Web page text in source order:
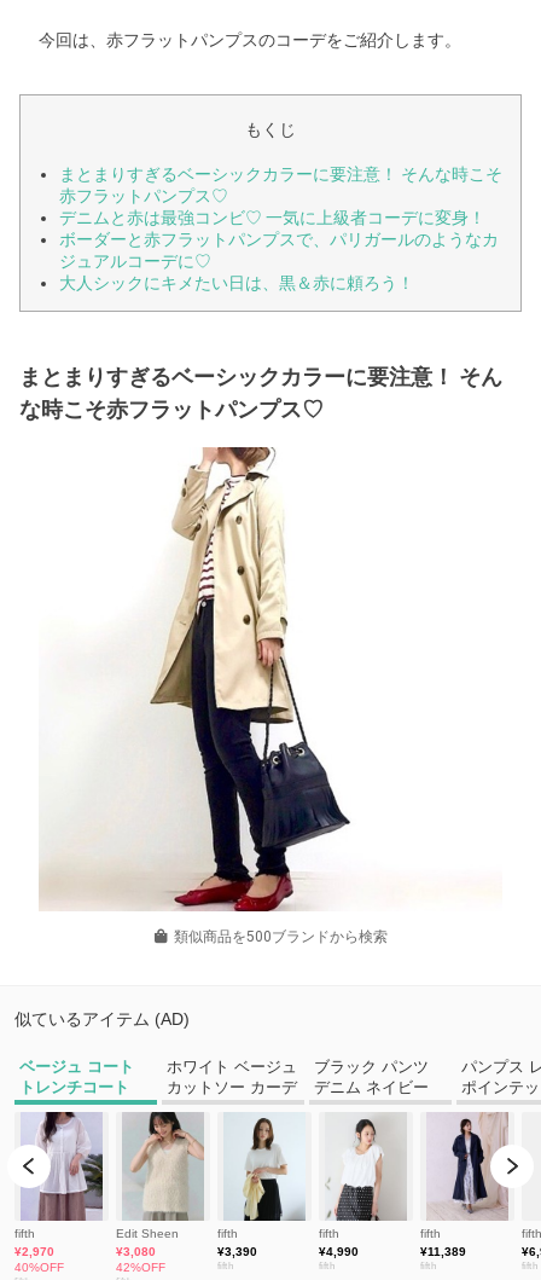
今回は、赤フラットパンプスのコーデをご紹介します。
もくじ
まとまりすぎるベーシックカラーに要注意！ そんな時こそ
赤フラットパンプス♡
デニムと赤は最強コンビ♡ 一気に上級者コーデに変身！
ボーダーと赤フラットパンプスで、パリガールのようなカ
ジュアルコーデに♡
大人シックにキメたい日は、黒＆赤に頼ろう！
まとまりすぎるベーシックカラーに要注意！ そん
な時こそ赤フラットパンプス♡
類似商品を500ブランドから検索